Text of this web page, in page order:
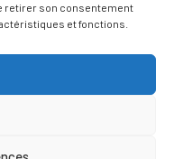
retirer son consentement
et fonctions.